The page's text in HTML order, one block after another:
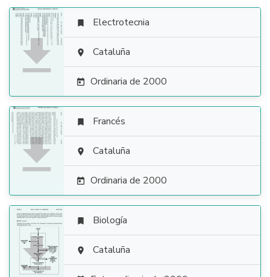

 Electrotecnia
 Cataluña
 Ordinaria de 2000

 Francés
 Cataluña
 Ordinaria de 2000

 Biología
 Cataluña